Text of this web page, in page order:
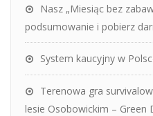
Nasz „Miesiąc bez
podsumowanie i pobierz
System kaucyjny w
Terenowa gra
lesie Osobowickim – Green